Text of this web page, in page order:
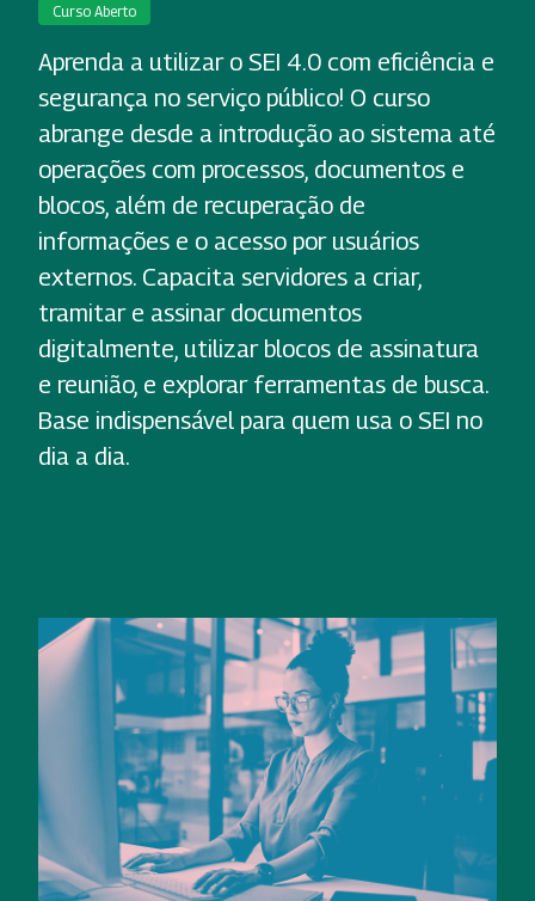
Curso Aberto
Aprenda a utilizar o SEI 4.0 com eficiência e
segurança no serviço público! O curso
abrange desde a introdução ao sistema até
operações com processos, documentos e
blocos, além de recuperação de
informações e o acesso por usuários
externos. Capacita servidores a criar,
tramitar e assinar documentos
digitalmente, utilizar blocos de assinatura
e reunião, e explorar ferramentas de busca.
Base indispensável para quem usa o SEI no
dia a dia.